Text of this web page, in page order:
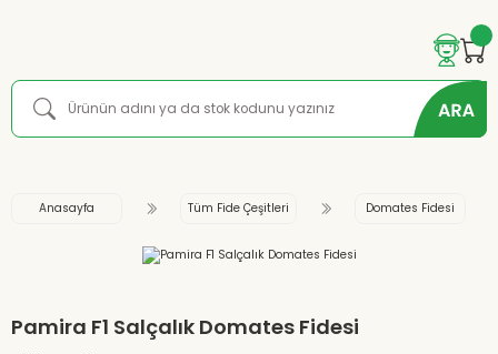
Anasayfa Tüm Fide Çeşitleri Domates Fidesi
Pamira F1 Salçalık Domates Fidesi